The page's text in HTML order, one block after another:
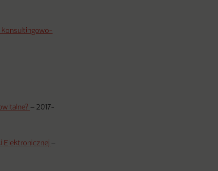
konsultingowo-
– 2017-
Elektronicznej –